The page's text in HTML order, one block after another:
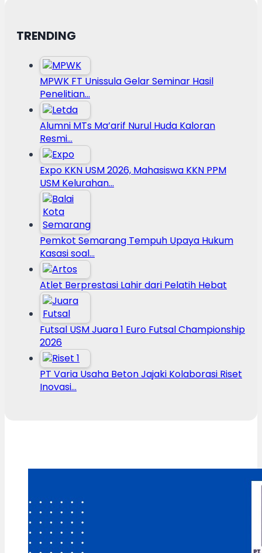
TRENDING
MPWK FT Unissula Gelar Seminar Hasil
Penelitian…
Alumni MTs Ma’arif Nurul Huda Kaloran
Resmi…
Expo KKN USM 2026, Mahasiswa KKN PPM
USM Kelurahan…
Pemkot Semarang Tempuh Upaya Hukum
Kasasi soal…
Atlet Berprestasi Lahir dari Pelatih Hebat
Futsal USM Juara 1 Euro Futsal Championship
2026
PT Varia Usaha Beton Jajaki Kolaborasi Riset
Inovasi…